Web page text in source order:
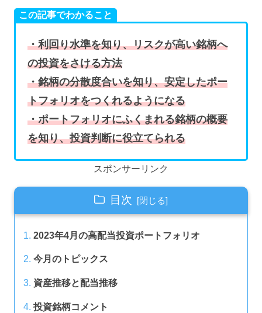
この記事でわかること
・利回り水準を知り、リスクが高い銘柄へ
の投資をさける方法
・銘柄の分散度合いを知り、安定したポー
トフォリオをつくれるようになる
・ポートフォリオにふくまれる銘柄の概要
を知り、投資判断に役立てられる
スポンサーリンク
目次
2023年4月の高配当投資ポートフォリオ
今月のトピックス
資産推移と配当推移
投資銘柄コメント